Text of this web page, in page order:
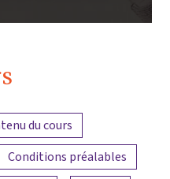
du cours
Conditions préalables